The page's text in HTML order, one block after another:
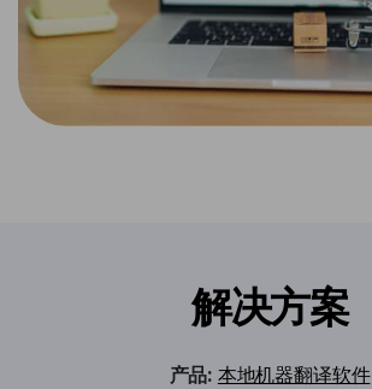
解决方案
产品: 本地机器翻译软件